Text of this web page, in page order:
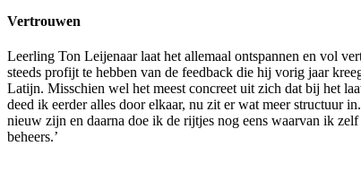
Vertrouwen
Leerling Ton Leijenaar laat het allemaal ontspannen en vol
steeds profijt te hebben van de feedback die hij vorig jaar
Latijn. Misschien wel het meest concreet uit zich dat bij het
deed ik eerder alles door elkaar, nu zit er wat meer structuur
nieuw zijn en daarna doe ik de rijtjes nog eens waarvan ik
beheers.’